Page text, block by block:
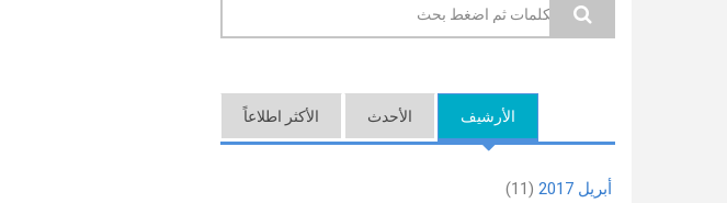
استمارة البحث
الأكثر اطلاعاً الأحدث الأرشيف (علامة التبويب النشطة)
أبريل 2017 (11)